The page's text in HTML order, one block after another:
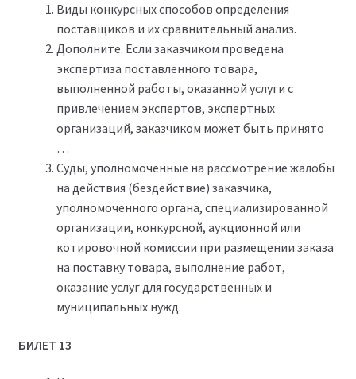
Виды конкурсных способов определения
поставщиков и их сравнительный анализ.
Дополните. Если заказчиком проведена
экспертиза поставленного товара,
выполненной работы, оказанной услуги с
привлечением экспертов, экспертных
организаций, заказчиком может быть принято
…
Суды, уполномоченные на рассмотрение жалобы
на действия (бездействие) заказчика,
уполномоченного органа, специализированной
организации, конкурсной, аукционной или
котировочной комиссии при размещении заказа
на поставку товара, выполнение работ,
оказание услуг для государственных и
муниципальных нужд.
БИЛЕТ 13